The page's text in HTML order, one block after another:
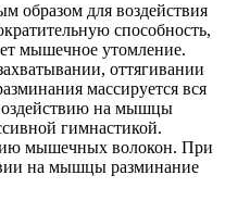
образом для воздействия
способность,
мышечное утомление.
оттягивании
массируется вся
на мышцы
гимнастикой.
мышечных волокон. При
на мышцы разминание